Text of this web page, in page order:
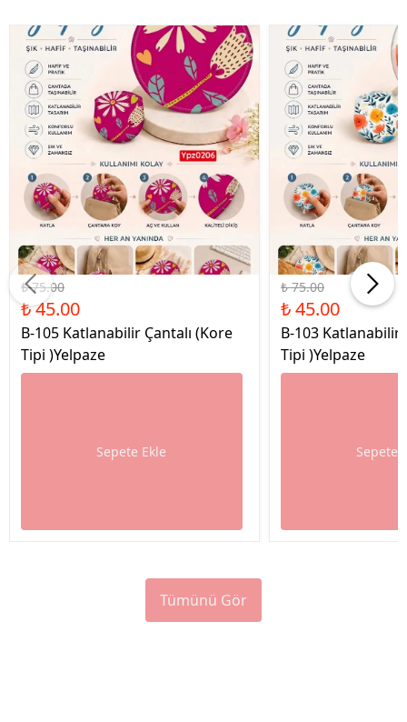
%40 İndirim
₺ 75.00
₺ 45.00
B-105 Katlanabilir Çantalı (Kore
Tipi )Yelpaze
Sepete Ekle
%40 İndirim
₺ 75.00
₺ 45.00
B-103 Katlanabilir
Tipi )Yelpaze
Sepete
Tümünü Gör